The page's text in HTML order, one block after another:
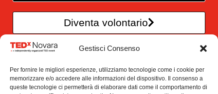
Gestisci Consenso
Per fornire le migliori esperienze, utilizziamo tecnologie come i cookie per
memorizzare e/o accedere alle informazioni del dispositivo. Il consenso a
queste tecnologie ci permetterà di elaborare dati come il comportamento di
Diventa volontario
di CreAttivi – Officina di idee
Via Croci 3/B , 28100 Novara